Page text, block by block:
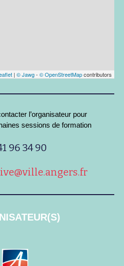
| © Jawg- © OpenStreetMapcontributors
l’organisateur pour
sessions de formation
96 34 90